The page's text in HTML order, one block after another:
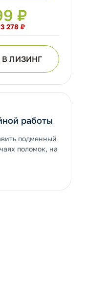
₽
278 ₽
В ЛИЗИНГ
работы
подменный
поломок, на